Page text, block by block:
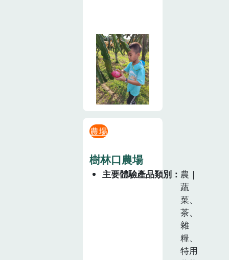
農場
樹林口農場
主要體驗產品類別
農｜
蔬
菜、
茶、
雜
糧、
特用